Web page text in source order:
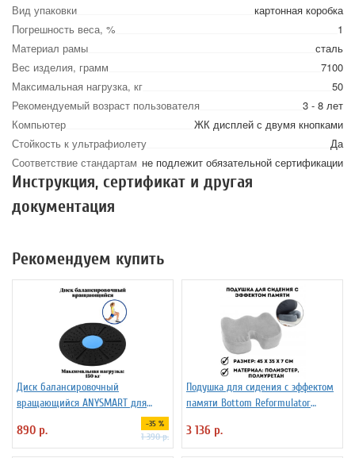
Вид упаковки
картонная коробка
Погрешность веса, %
1
Материал рамы
сталь
Вес изделия, грамм
7100
Максимальная нагрузка, кг
50
Рекомендуемый возраст пользователя
3 - 8 лет
Компьютер
ЖК дисплей с двумя кнопками
Стойкость к ультрафиолету
Да
Соответствие стандартам не подлежит обязательной сертификации
Инструкция, сертификат и другая
документация
Рекомендуем купить
Диск балансировочный
вращающийся ANYSMART для
890 р. -35 %
1 390 р.
Подушка для сидения с эффектом
памяти Bottom Reformulator
3 136 р.